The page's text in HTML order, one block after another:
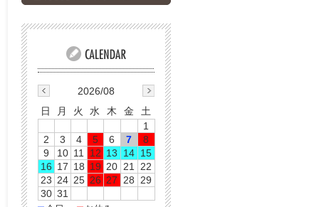
2026/08
日
月 火 水 木 金
土
1
2
3 4 5 6 7
8
9
10 11 12 13 14 15
16 17 18 19 20 21
22
23 24 25 26 27 28
29
30 31